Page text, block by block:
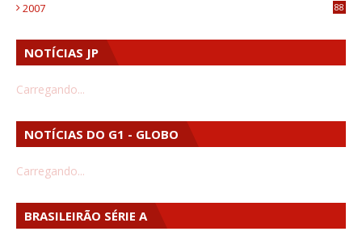
2007 88
NOTÍCIAS JP
Carregando...
NOTÍCIAS DO G1 - GLOBO
Carregando...
BRASILEIRÃO SÉRIE A